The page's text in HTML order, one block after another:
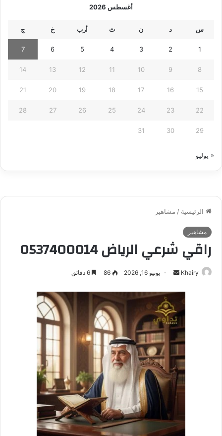
أغسطس 2026
س د ن ث أرب خ ج
1
2
3
4
5
6
7
8
9
10
11
12
13
14
15
16
17
18
19
20
21
22
23
24
25
26
27
28
29
30
31
« يوليو